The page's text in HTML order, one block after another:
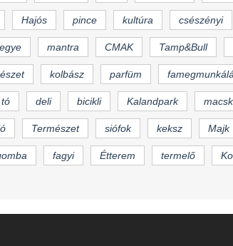
Hajós pince kultúra csészényi
mantra CMAK Tamp&Bull
kolbász parfüm
deli bicikli Kalandpark
Természet siófok keksz Majk
fagyi Étterem termelő